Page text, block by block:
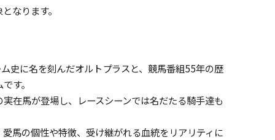
なります。
に名を刻んだオルトプラスと、競馬番組55年の歴
す。
在馬が登場し、レースシーンでは名だたる騎手達も
馬の個性や特徴、受け継がれる血統をリアリティに